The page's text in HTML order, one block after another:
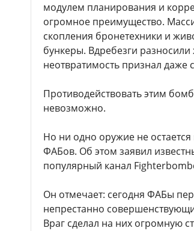
модулем планирования и
огромное преимущество.
скопления бронетехники и
бункеры. Вдребезги
неотвратимость признал
Противодействовать этим
невозможно.
Но ни одно оружие не
ФАБов. Об этом заявил
популярный канал
Он отмечает: сегодня ФАБы
непрестанно
Враг сделал на них огромную